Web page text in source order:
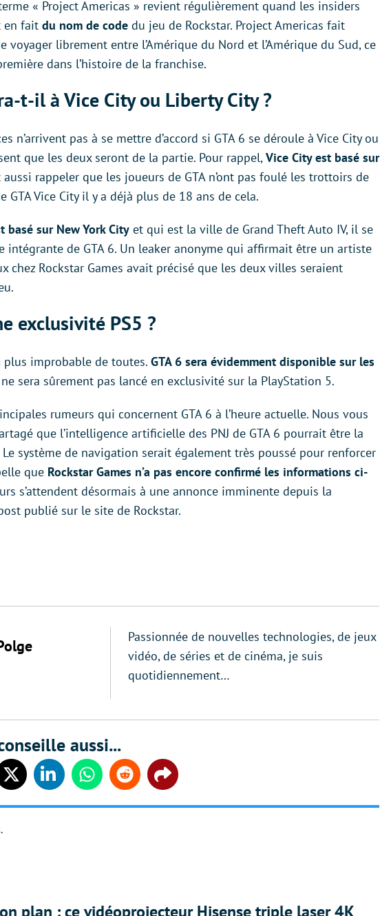
« Project Americas » revient régulièrement quand les insiders
en fait du nom de code du jeu de Rockstar. Project Americas fait
voyager librement entre l’Amérique du Nord et l’Amérique du Sud, ce
dans l’histoire de la franchise.
t-il à Vice City ou Liberty City ?
n’arrivent pas à se mettre d’accord si GTA 6 se déroule à Vice City ou
que les deux seront de la partie. Pour rappel,Vice City est basé sur
rappeler que les joueurs de GTA n’ont pas foulé les trottoirs de
GTA Vice City il y a déjà plus de 18 ans de cela.
basé sur New York City et qui est la ville de Grand Theft Auto IV, il se
intégrante de GTA 6. Un leaker anonyme qui affirmait être un artiste
chez Rockstar Games avait précisé que les deux villes seraient
exclusivité PS5 ?
improbable de toutes. GTA 6 sera évidemment disponible sur les
sera sûrement pas lancé en exclusivité sur la PlayStation 5.
rumeurs qui concernent GTA 6 à l’heure actuelle. Nous vous
que l’intelligence artificielle des PNJ de GTA 6 pourrait être la
système de navigation serait également très poussé pour renforcer
que Rockstar Games n’a pas encore confirmé les informations ci-
s’attendent désormais à une annonce imminente depuis la
publié sur le site de Rockstar.
Passionnée de nouvelles technologies, de jeux
vidéo, de séries et de cinéma, je suis
quotidiennement…
aussi...
Twitter LinkedinWhatsappReddit Share
plan : ce vidéoprojecteur Hisense triple laser 4K